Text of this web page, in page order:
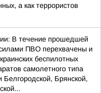
а как террористов
В течение прошедшей
ПВО перехвачены и
беспилотных
самолетного типа
Белгородской, Брянской,